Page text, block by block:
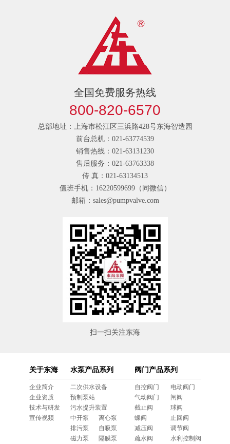
全国免费服务热线
800-820-6570
总部地址：上海市松江区三浜路428号东海智造园
前台总机：021-63774539
销售热线：021-63131230
售后服务：021-63763338
传 真：021-63134513
值班手机：16220599699（同微信）
邮箱：sales@pumpvalve.com
扫一扫关注东海
关于东海
企业简介
企业资质
技术与研发
宣传视频
水泵产品系列
二次供水设备
预制泵站
污水提升装置
中开泵
离心泵
排污泵
自吸泵
磁力泵
隔膜泵
阀门产品系列
自控阀门
电动阀门
气动阀门
闸阀
截止阀
球阀
蝶阀
止回阀
减压阀
调节阀
疏水阀
水利控制阀